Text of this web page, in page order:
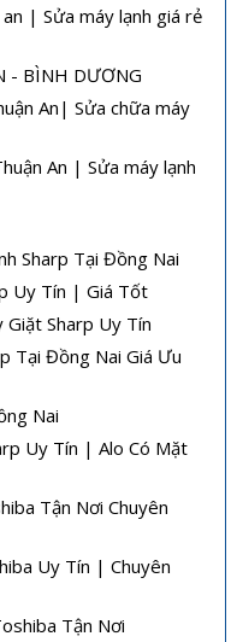
| Sửa máy lạnh giá rẻ
- BÌNH DƯƠNG
An| Sửa chữa máy
An | Sửa máy lạnh
Sharp Tại Đồng Nai
Uy Tín | Giá Tốt
Giặt Sharp Uy Tín
Tại Đồng Nai Giá Ưu
Nai
Uy Tín | Alo Có Mặt
Tận Nơi Chuyên
Uy Tín | Chuyên
Tận Nơi